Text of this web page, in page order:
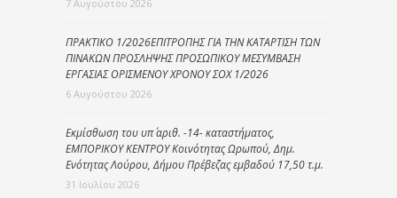
7 Αυγούστου 2026
ΠΡΑΚΤΙΚΟ 1/2026ΕΠΙΤΡΟΠΗΣ ΓΙΑ ΤΗΝ ΚΑΤΑΡΤΙΣΗ ΤΩΝ
ΠΙΝΑΚΩΝ ΠΡΟΣΛΗΨΗΣ ΠΡΟΣΩΠΙΚΟΥ ΜΕΣΥΜΒΑΣΗ
ΕΡΓΑΣΙΑΣ ΟΡΙΣΜΕΝΟΥ ΧΡΟΝΟΥ ΣΟΧ 1/2026
6 Αυγούστου 2026
Εκμίσθωση του υπ΄ αριθ. -14- καταστήματος,
ΕΜΠΟΡΙΚΟΥ ΚΕΝΤΡΟΥ Κοινότητας Ωρωπού, Δημ.
Ενότητας Λούρου, Δήμου Πρέβεζας εμβαδού 17,50 τ.μ.
31 Ιουλίου 2026